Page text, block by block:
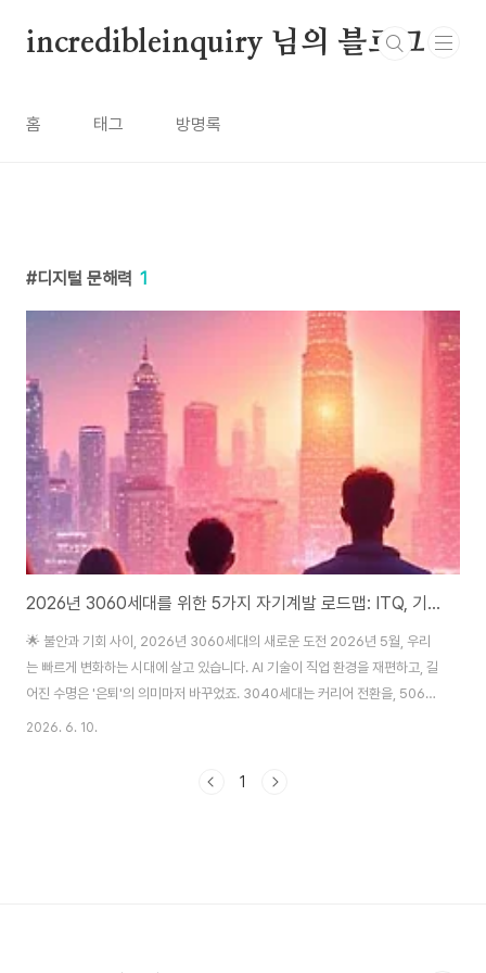
incredibleinquiry 님의 블로그
홈 태그 방명록
디지털 문해력 1
2026년 3060세대를 위한 5가지 자기계발 로드맵: ITQ, 기사시험, 이모티콘으로 새로운 인생 설계
🌟 불안과 기회 사이, 2026년 3060세대의 새로운 도전 2026년 5월, 우리
는 빠르게 변화하는 시대에 살고 있습니다. AI 기술이 직업 환경을 재편하고, 길
어진 수명은 '은퇴'의 의미마저 바꾸었죠. 3040세대는 커리어 전환을, 5060
세대는 새로운 삶을 고민합니다. '이대로 괜찮을까?' 하는 불안감과 새로운 도
2025년까지만 해도 안정적인 직장인이었습니다. 하지만 2026년 회사 내 AI
2026. 6. 10.
1